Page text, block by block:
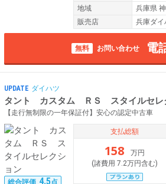
地域
兵庫県
販売店
兵庫ダイ
無料 お問い合わせ 電
UPDATE ダイハツ
タント カスタム ＲＳ スタイルセレ
【走行無制限の一年保証付】安心の認定中古車
4.5
支払総額
158
万円
(諸費用 7.2万円含む)